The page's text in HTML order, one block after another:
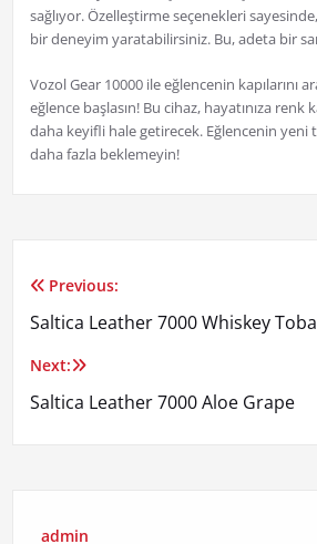
sağlıyor. Özelleştirme seçenekleri
bir deneyim yaratabilirsiniz. Bu, adeta bir
Vozol Gear 10000 ile eğlencenin kapılarını
eğlence başlasın! Bu cihaz, hayatınıza renk
daha keyifli hale getirecek. Eğlencenin yeni
daha fazla beklemeyin!
Yazı
gezinmesi
Previous:
Saltica Leather 7000 Whiskey
Next:
Saltica Leather 7000 Aloe Grape
admin